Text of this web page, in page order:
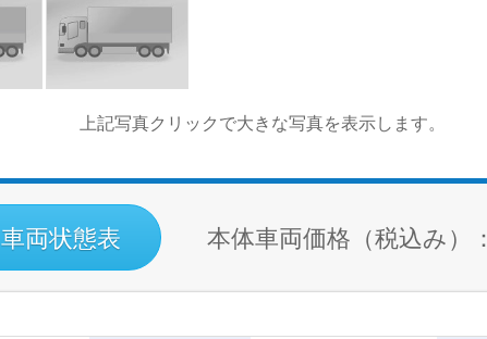
上記写真クリックで大きな写真を表示します。
車両状態表 本体車両価格（税込み）：